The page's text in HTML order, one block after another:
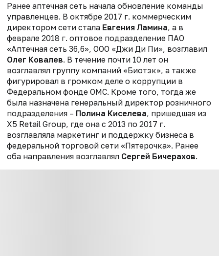
Ранее аптечная сеть начала обновление команды
управленцев. В октябре 2017 г. коммерческим
директором сети стала Евгения Ламина, а в
феврале 2018 г. оптовое подразделение ПАО
«Аптечная сеть 36,6», ООО «Джи Ди Пи», возглавил
Олег Ковалев. В течение почти 10 лет он
возглавлял группу компаний «Биотэк», а также
фигурировал в громком деле о коррупции в
Федеральном фонде ОМС. Кроме того, тогда же
была назначена генеральный директор розничного
подразделения – Полина Киселева, пришедшая из
Х5 Retail Group, где она с 2013 по 2017 г.
возглавляла маркетинг и поддержку бизнеса в
федеральной торговой сети «Пятерочка». Ранее
оба направления возглавлял Сергей Бичерахов.